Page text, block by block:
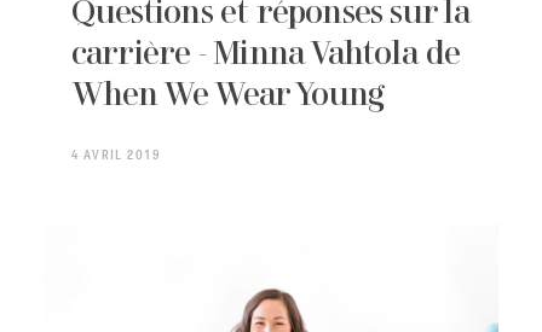
Questions et réponses sur la
carrière - Minna Vahtola de
When We Wear Young
4 AVRIL 2019